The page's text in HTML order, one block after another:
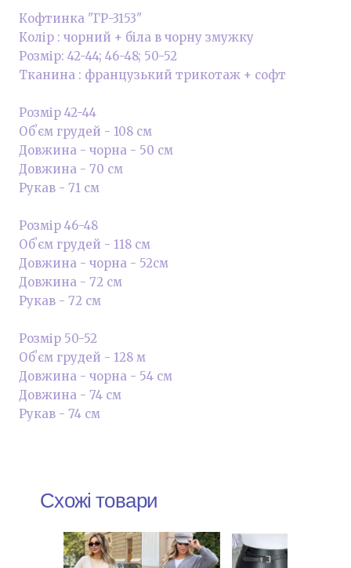
Кофтинка "ГР-3153"
Колір : чорний + біла в чорну змужку
Розмір: 42-44; 46-48; 50-52
Тканина : французький трикотаж + софт
Розмір 42-44
Обʼєм грудей - 108 см
Довжина - чорна - 50 см
Довжина - 70 см
Рукав - 71 см
Розмір 46-48
Обʼєм грудей - 118 см
Довжина - чорна - 52см
Довжина - 72 см
Рукав - 72 см
Розмір 50-52
Обʼєм грудей - 128 м
Довжина - чорна - 54 см
Довжина - 74 см
Рукав - 74 см
Схожі товари